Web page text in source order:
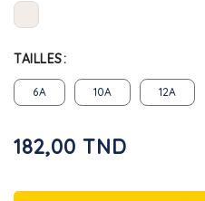
TAILLES
6A 10A 12A
182,00 TND